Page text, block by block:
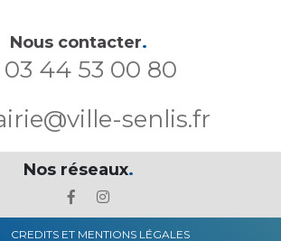
Nous contacter.
03 44 53 00 80
senlis.fr
Nos réseaux.
CREDITS ET MENTIONS LÉGALES